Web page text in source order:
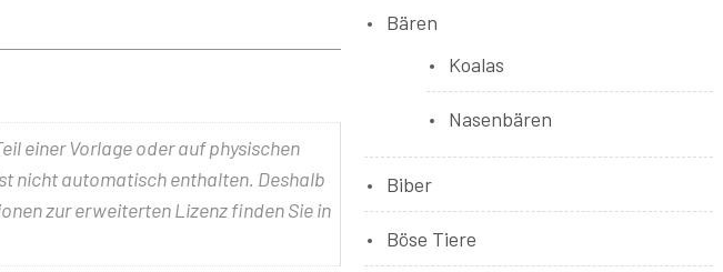
einer Vorlage oder auf physischen
nicht automatisch enthalten. Deshalb
zur erweiterten Lizenz finden Sie in
Bären
Koalas
Nasenbären
Biber
Böse Tiere